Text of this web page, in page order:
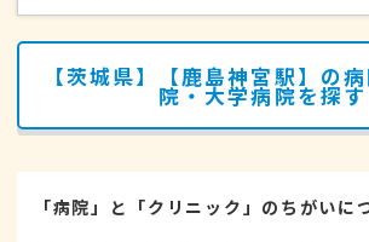
【茨城県】【鹿島神宮駅】の
院・大学病院を探す
「病院」と「クリニック」のちがいに